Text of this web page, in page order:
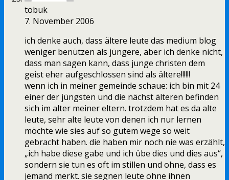
tobuk
7. November 2006
ich denke auch, dass ältere leute das medium blog
weniger benützen als jüngere, aber ich denke nicht,
dass man sagen kann, dass junge christen dem
geist eher aufgeschlossen sind als ältere!!!!!!
wenn ich in meiner gemeinde schaue: ich bin mit 24
einer der jüngsten und die nächst älteren befinden
sich im alter meiner eltern. trotzdem hat es da alte
leute, sehr alte leute von denen ich nur lernen
möchte wie sies auf so gutem wege so weit
gebracht haben. die haben mir noch nie was erzählt,
„ich habe diese gabe und ich übe dies und dies aus“,
sondern sie tun es oft im stillen und ohne, dass es
jemand merkt. sie segnen leute ohne ihnen